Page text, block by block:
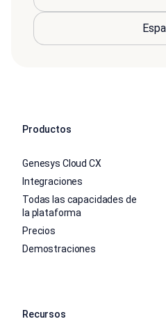
Productos
Genesys Cloud CX
Integraciones
Todas las capacidades de
la plataforma
Precios
Demostraciones
Recursos